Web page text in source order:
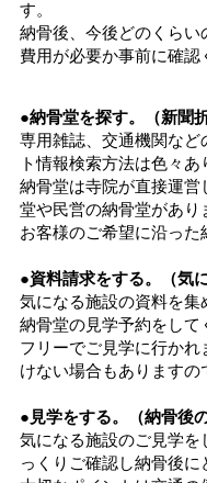
す。
納骨後、今後どのくら
費用が必要か事前に確認
●納骨堂を探す。（新聞
専用雑誌、交通機関な
ト情報検索方法は色々あ
納骨堂は寺院が直接運
堂や民営の納骨堂があり
お客様のご希望に沿った
●資料請求をする。（気
気になる施設の資料を集
納骨堂の見学予約をして
フリーでご見学に行か
けない場合もありますの
●見学をする。（納骨後
気になる施設のご見学
っくりご確認し納骨後に